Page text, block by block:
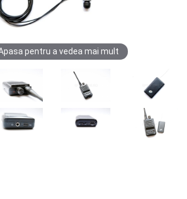
pentru a vedea mai mult